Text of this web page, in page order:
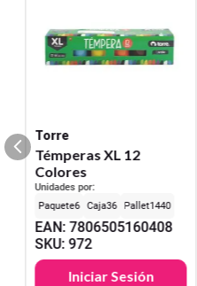
Torre
Témperas XL 12
Colores
Unidades por:
6
36 1440
EAN:7806505160408
SKU:972
Iniciar Sesión